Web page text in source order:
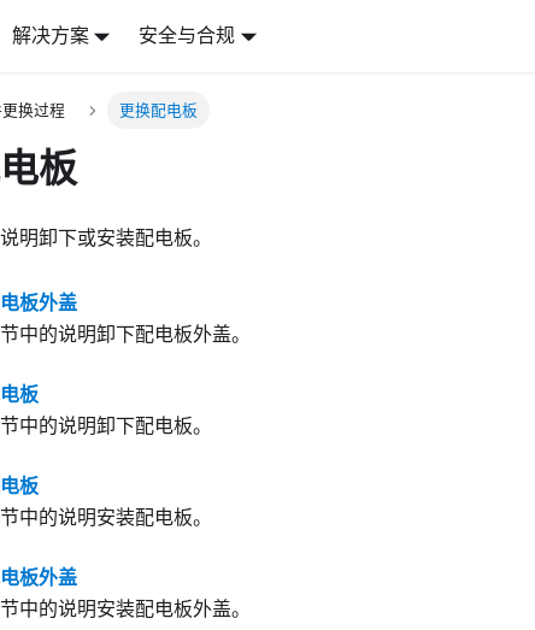
解决方案 安全与合规
换过程 更换配电板
板
明卸下或安装配电板。
板外盖
中的说明卸下配电板外盖。
板
中的说明卸下配电板。
板
中的说明安装配电板。
板外盖
中的说明安装配电板外盖。